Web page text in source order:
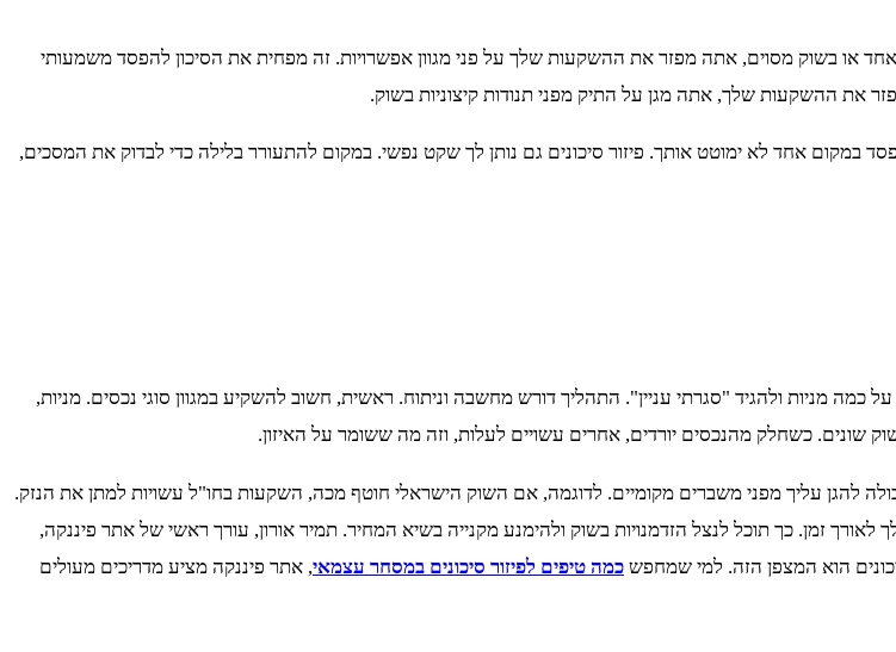
או בשוק מסוים, אתה מפזר את ההשקעות שלך על פני מגוון אפשרויות. זה מפחית את הסיכון להפסד משמעותי
את ההשקעות שלך, אתה מגן על התיק מפני תנודות קיצוניות בשוק.
אחד לא ימוטט אותך. פיזור סיכונים גם נותן לך שקט נפשי. במקום להתעורר בלילה כדי לבדוק את המסכים,
מניות ולהגיד "סגרתי עניין". התהליך דורש מחשבה וניתוח. ראשית, חשוב להשקיע במגוון סוגי נכסים. מניות,
שונים. כשחלק מהנכסים יורדים, אחרים עשויים לעלות, וזה מה ששומר על האיזון.
להגן עליך מפני משברים מקומיים. לדוגמה, אם השוק הישראלי חוטף מכה, השקעות בחו"ל עשויות למתן את הנזק.
זמן. כך תוכל לנצל הזדמנויות בשוק ולהימנע מקנייה בשיא המחיר. תמיר אורון, עורך ראשי של אתר פיננקה,
הוא המצפן הזה. למי שמחפש כמה טיפים לפיזור סיכונים במסחר עצמאי, אתר פיננקה מציע מדריכים מעולים